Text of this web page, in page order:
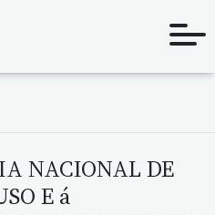
NACIONAL DE
E á